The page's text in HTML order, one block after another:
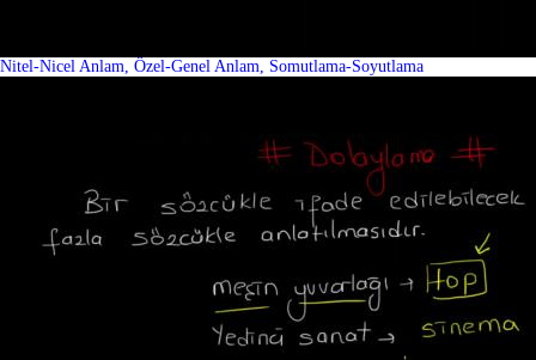
Nitel-Nicel Anlam, Özel-Genel Anlam, Somutlama-Soyutlama